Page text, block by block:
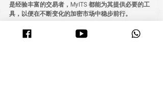
是经验丰富的交易者，MyITS 都能为其提供必要的工
具，以便在不断变化的加密市场中稳步前行。